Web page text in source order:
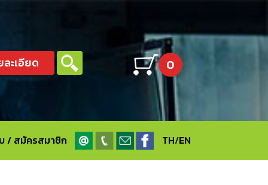
ะเอียด 0
/ สมัครสมาชิก TH/EN